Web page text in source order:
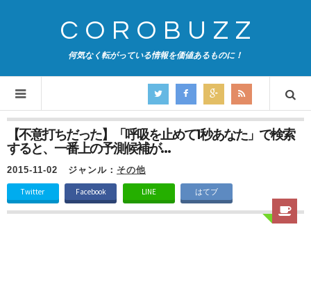
COROBUZZ
何気なく転がっている情報を価値あるものに！
【不意打ちだった】「呼吸を止めて1秒あなた」で検索
すると、一番上の予測候補が…
2015-11-02 ジャンル： その他
Twitter Facebook LINE はてブ